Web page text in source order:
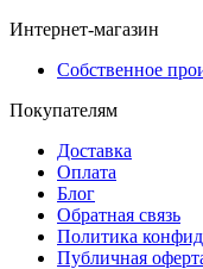
Интернет-магазин
Собственное
Покупателям
Доставка
Оплата
Блог
Обратная связь
Политика
Публичная